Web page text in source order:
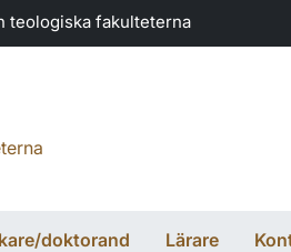
teologiska fakulteterna
doktorand Lärare